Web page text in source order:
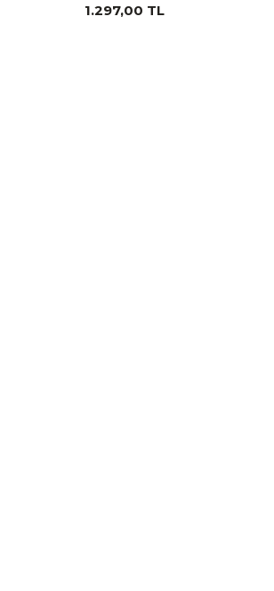
1.297,00 TL